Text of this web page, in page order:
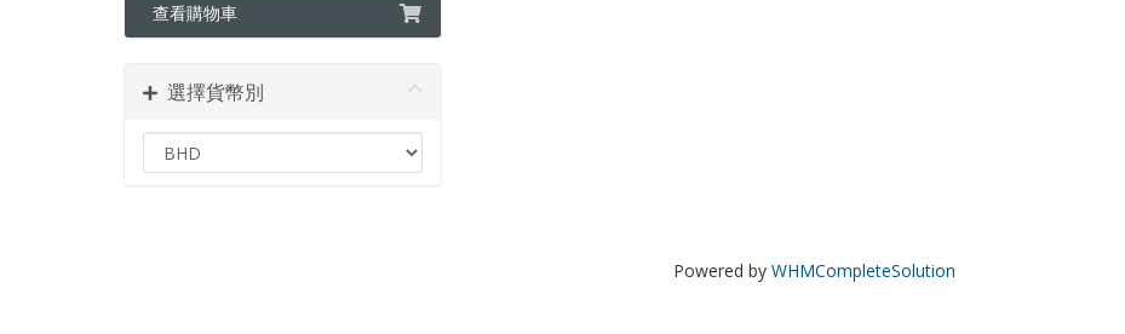
查看購物車
選擇貨幣別
Powered by WHMCompleteSolution